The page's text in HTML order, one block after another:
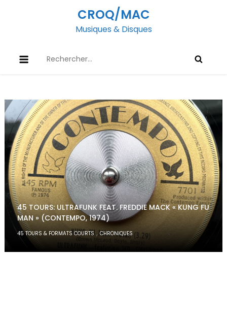
CROQ/MAC
Musiques & Disques
45 TOURS: ULTRAFUNK FEAT. FREDDIE MACK « KUNG FU
MAN » (CONTEMPO, 1974)
45 TOURS & FORMATS COURTS,CHRONIQUES